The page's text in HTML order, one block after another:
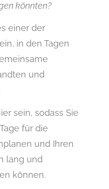
könnten?
einer der
in den Tagen
und
sein, sodass Sie
für die
und Ihren
lang und
können.